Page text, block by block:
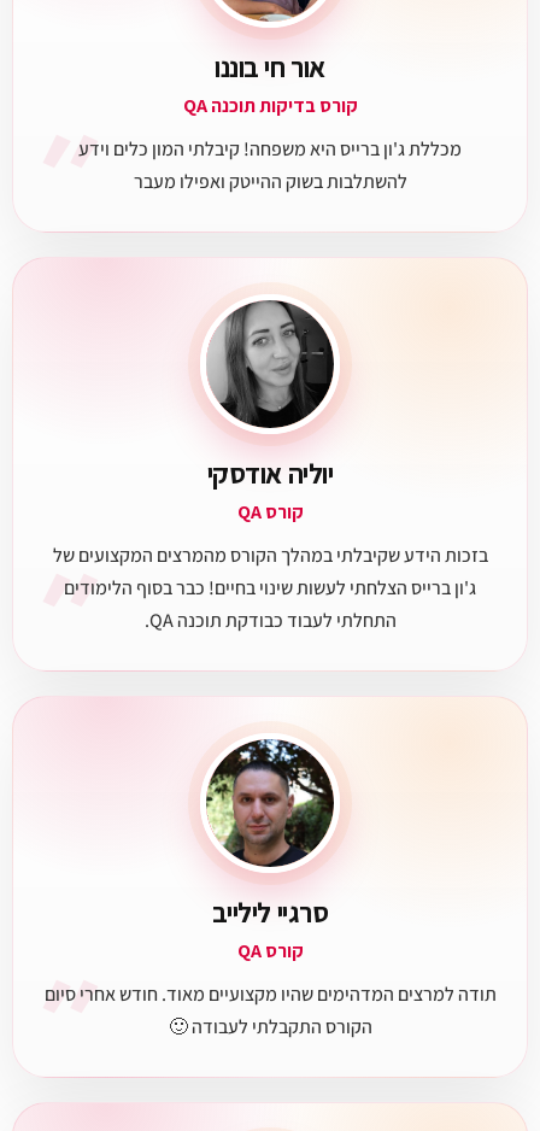
״
אור חי בוננו
קורס בדיקות תוכנה QA
מכללת ג'ון ברייס היא משפחה! קיבלתי המון כלים וידע
להשתלבות בשוק ההייטק ואפילו מעבר
״
יוליה אודסקי
קורס QA
בזכות הידע שקיבלתי במהלך הקורס מהמרצים המקצועים של
ג'ון ברייס הצלחתי לעשות שינוי בחיים! כבר בסוף הלימודים
התחלתי לעבוד כבודקת תוכנה QA.
״
סרגיי לילייב
קורס QA
תודה למרצים המדהימים שהיו מקצועיים מאוד. חודש אחרי סיום
הקורס התקבלתי לעבודה 🙂